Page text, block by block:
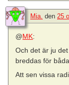
Mia. den 25
@MK:
Och det är ju
breddas för
Att sen vissa